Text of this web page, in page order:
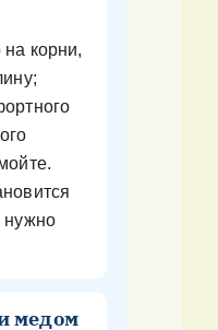
на корни,
нужно
медом